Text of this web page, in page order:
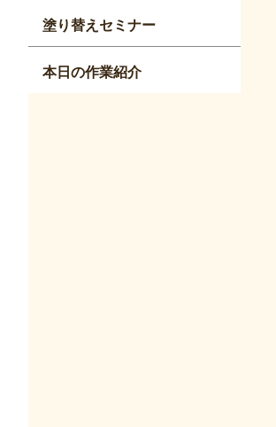
塗り替えセミナー
本日の作業紹介